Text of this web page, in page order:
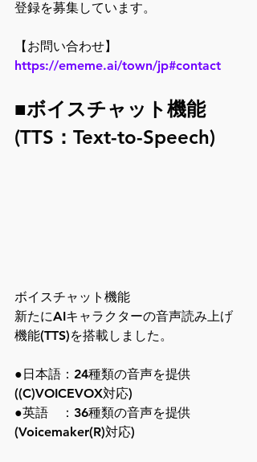
登録を募集しています。
【お問い合わせ】
https://ememe.ai/town/jp#contact
■ボイスチャット機能
(TTS：Text-to-Speech)
ボイスチャット機能
新たにAIキャラクターの音声読み上げ
機能(TTS)を搭載しました。
●日本語：24種類の音声を提供
((C)VOICEVOX対応)
●英語　：36種類の音声を提供
(Voicemaker(R)対応)